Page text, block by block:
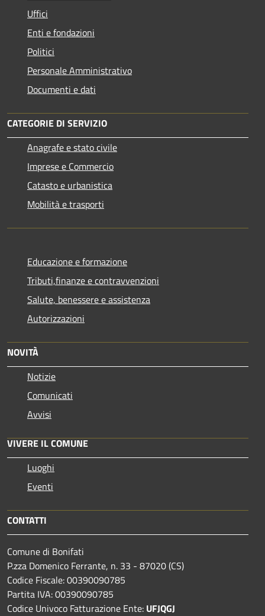
Uffici
Enti e fondazioni
Politici
Personale Amministrativo
Documenti e dati
CATEGORIE DI SERVIZIO
Anagrafe e stato civile
Imprese e Commercio
Catasto e urbanistica
Mobilità e trasporti
Educazione e formazione
Tributi,finanze e contravvenzioni
Salute, benessere e assistenza
Autorizzazioni
NOVITÀ
Notizie
Comunicati
Avvisi
VIVERE IL COMUNE
Luoghi
Eventi
CONTATTI
Comune di Bonifati
P.zza Domenico Ferrante, n. 33 - 87020 (CS)
Codice Fiscale: 00390090785
Partita IVA: 00390090785
Codice Univoco Fatturazione Ente: UFJQGJ